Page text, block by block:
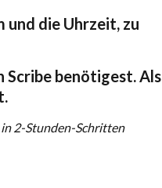
und die Uhrzeit, zu
Scribe benötigest. Als
in 2-Stunden-Schritten